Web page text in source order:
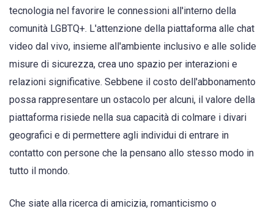
tecnologia nel favorire le connessioni all'interno della
comunità LGBTQ+. L'attenzione della piattaforma alle chat
video dal vivo, insieme all'ambiente inclusivo e alle solide
misure di sicurezza, crea uno spazio per interazioni e
relazioni significative. Sebbene il costo dell'abbonamento
possa rappresentare un ostacolo per alcuni, il valore della
piattaforma risiede nella sua capacità di colmare i divari
geografici e di permettere agli individui di entrare in
contatto con persone che la pensano allo stesso modo in
tutto il mondo.
Che siate alla ricerca di amicizia, romanticismo o